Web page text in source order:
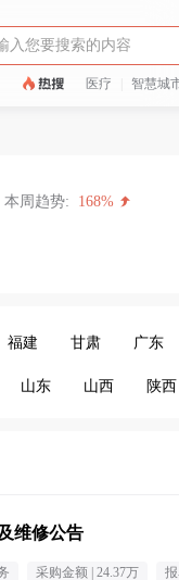
医疗 智慧城
本周趋势: 168%
福建 甘肃 广东
山东 山西 陕西
维修公告
采购金额 | 24.37万